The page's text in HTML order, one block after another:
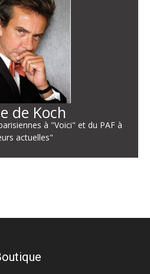
de Koch
à "Voici" et du PAF à
actuelles"